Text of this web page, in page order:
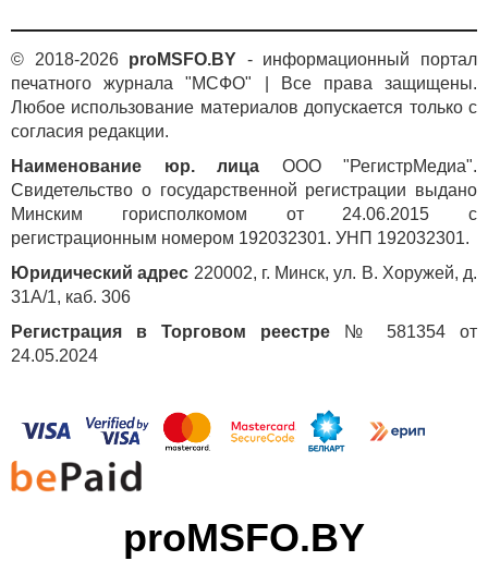
© 2018-2026 proMSFO.BY - информационный портал
печатного журнала "МСФО" | Все права защищены.
Любое использование материалов допускается только с
согласия редакции.
Наименование юр. лица ООО "РегистрМедиа".
Свидетельство о государственной регистрации выдано
Минским горисполкомом от 24.06.2015 с
регистрационным номером 192032301. УНП 192032301.
Юридический адрес 220002, г. Минск, ул. В. Хоружей, д.
31А/1, каб. 306
Регистрация в Торговом реестре № 581354 от
24.05.2024
proMSFO.BY